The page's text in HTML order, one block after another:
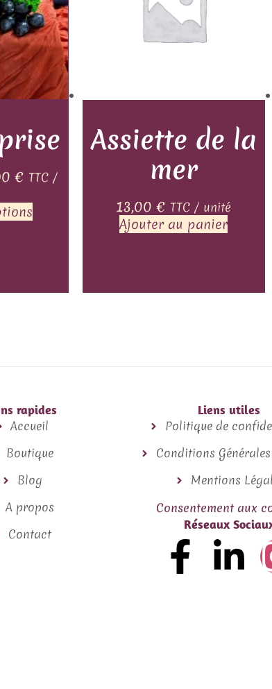
€ TTC /
Assiette de la
mer
13,00€ TTC / unité
Ajouter au panier
rapides
Accueil
Boutique
Blog
A propos
Contact
Liens utiles
Politique de
Conditions
Mentions
Consentement aux
Réseaux